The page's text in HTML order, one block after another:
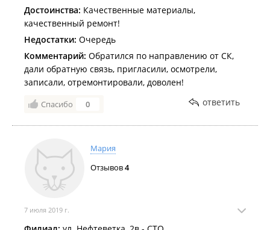
Достоинства: Качественные материалы,
качественный ремонт!
Недостатки: Очередь
Комментарий: Обратился по направлению от СК,
дали обратную связь, пригласили, осмотрели,
записали, отремонтировали, доволен!
Спасибо 0 ответить
Мария
Отзывов4
7 июля 2019 г.